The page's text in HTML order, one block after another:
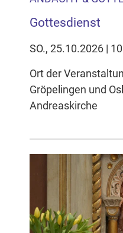
Gottesdienst
SO., 25.10.2026 |
Ort der
Gröpelingen und
Andreaskirche